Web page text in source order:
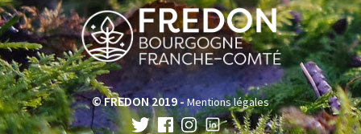
© FREDON 2019 -Mentions légales